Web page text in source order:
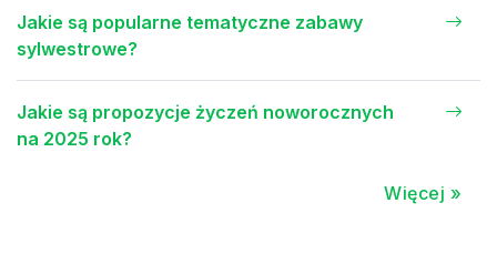
Jakie są popularne tematyczne zabawy
sylwestrowe?
Jakie są propozycje życzeń noworocznych
na 2025 rok?
Więcej »